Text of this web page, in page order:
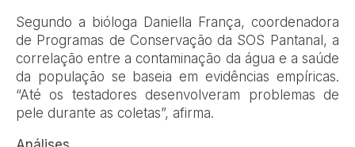
Segundo a bióloga Daniella França, coordenadora
de Programas de Conservação da SOS Pantanal, a
correlação entre a contaminação da água e a saúde
da população se baseia em evidências empíricas.
“Até os testadores desenvolveram problemas de
pele durante as coletas”, afirma.